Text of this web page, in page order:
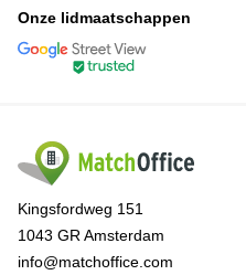
Onze lidmaatschappen
Kingsfordweg 151
1043 GR Amsterdam
info@matchoffice.com